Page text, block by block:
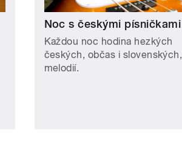
Noc s českými písničkami
Každou noc hodina hezkých
českých, občas i slovenských,
melodií.